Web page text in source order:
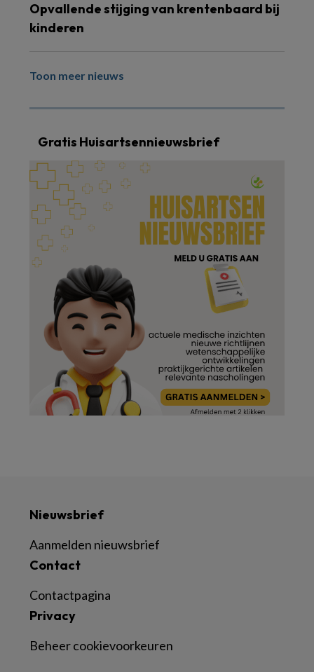
Opvallende stijging van krentenbaard bij
kinderen
Toon meer nieuws
Gratis Huisartsennieuwsbrief
Nieuwsbrief
Aanmelden nieuwsbrief
Contact
Contactpagina
Privacy
Beheer cookievoorkeuren